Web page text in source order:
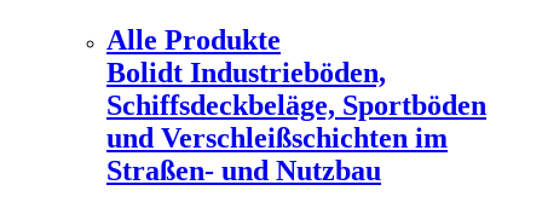
Alle Produkte
Bolidt Industrieböden,
Schiffsdeckbeläge, Sportböden
und Verschleißschichten im
Straßen- und Nutzbau